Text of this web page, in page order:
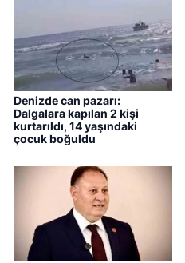
Denizde can pazarı:
Dalgalara kapılan 2 kişi
kurtarıldı, 14 yaşındaki
çocuk boğuldu